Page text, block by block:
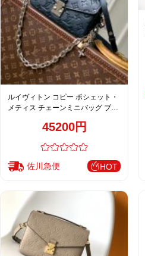
ルイヴィトン コピー ポシェット・
メティス チェーンミニバッグ ブラ
45200円
佐川急便 HOT